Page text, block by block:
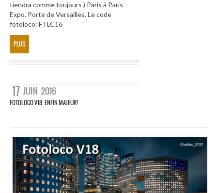
tiendra comme toujours ) Paris à Paris
Expo, Porte de Versailles. Le code
fotoloco: FTLC16
PLUS
17 JUIN 2016
FOTOLOCO V18: ENFIN MAJEUR!